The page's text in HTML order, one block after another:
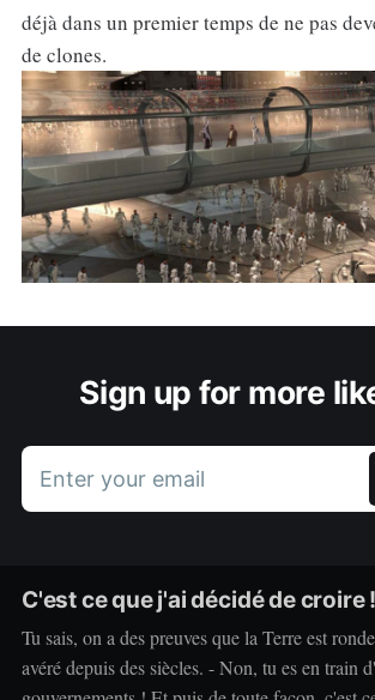
déjà dans un premier temps de ne pas
de clones.
Sign up for more
Enter your email
C'est ce que j'ai décidé de croire !
Tu sais, on a des preuves que la Terre est
avéré depuis des siècles. - Non, tu es en train